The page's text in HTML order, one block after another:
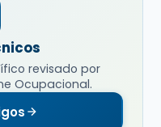
revisado por
Ocupacional.